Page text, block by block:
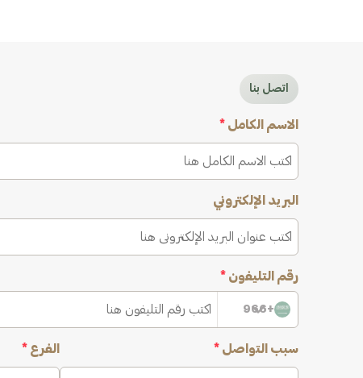
اتصل بنا
الاسم الكامل *
البريد الإلكتروني
رقم التليفون *
+966
سبب التواصل * الفرع *